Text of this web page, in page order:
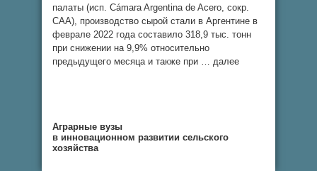
палаты (исп. Cámara Argentina de Acero, сокр.
CAA), производство сырой стали в Аргентине в
феврале 2022 года составило 318,9 тыс. тонн
при снижении на 9,9% относительно
предыдущего месяца и также при … далее
Аграрные вузы
в инновационном развитии сельского
хозяйства